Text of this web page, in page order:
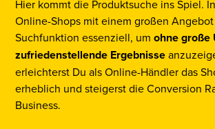
Hier kommt die Produktsuche ins Spiel.
Online-Shops mit einem großen
Suchfunktion essenziell, umohne große
zufriedenstellende Ergebnisse
erleichterst Du als Online-Händler das
erheblich und steigerst die Conversion
Business.